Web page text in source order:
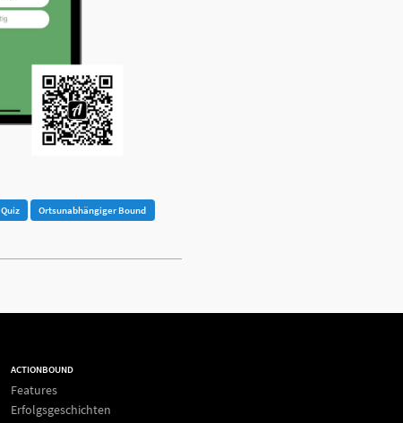
Quiz
Ortsunabhängiger Bound
ACTIONBOUND
Features
Erfolgsgeschichten